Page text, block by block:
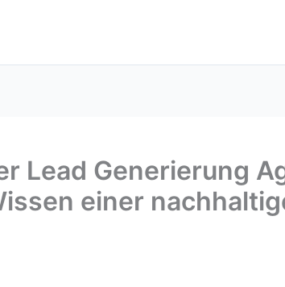
Lead Generierung
einer